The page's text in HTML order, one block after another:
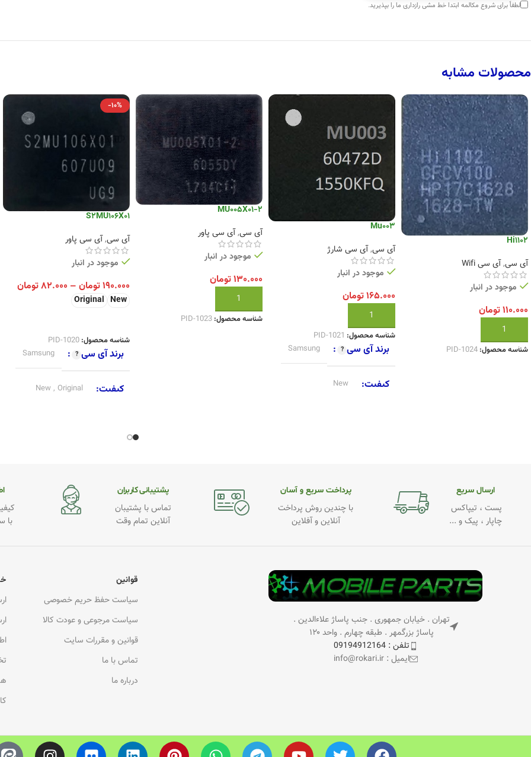
لطفاً برای شروع مکالمه ابتداخط مشی رازداری ما را بپذیرید.
محصولات مشابه
Hi1102
آی سی,آی سی Wifi
موجود در انبار
۱۱۰.۰۰۰تومان
افزودن به سبد خرید
شناسه محصول: PID-1024
Mu003
آی سی,آی سی شارژ
موجود در انبار
۱۶۵.۰۰۰تومان
افزودن به سبد خرید
شناسه محصول: PID-1021
برند آی سی Samsung
کیفیت New
MU005X01-2
آی سی,آی سی پاور
موجود در انبار
۱۳۰.۰۰۰تومان
افزودن به سبد خرید
شناسه محصول: PID-1023
-10%
S2MU106X01
آی سی,آی سی پاور
موجود در انبار
۱۹۰.۰۰۰تومان – ۸۲.۰۰۰تومان
New
Original
شناسه محصول: PID-1020
برند آی سی Samsung
کیفیت New, Original
ارسال سریع
پست ، تیپاکس
چاپار ، پیک و ...
پرداخت سریع و آسان
با چندین روش پرداخت
آنلاین و آفلاین
پشتیبانی کاربران
تماس با پشتیبان
آنلاین تمام وقت
با
تهران . خیابان جمهوری . جنب پاساژ علاءالدین .
پاساژ بزرگمهر . طبقه چهارم . واحد ۱۲۰
تلفن : 09194912164
ایمیل : info@rokari.ir
قوانین
سیاست حفظ حریم خصوصی
سیاست مرجوعی و عودت کالا
قوانین و مقررات سایت
تماس با ما
درباره ما